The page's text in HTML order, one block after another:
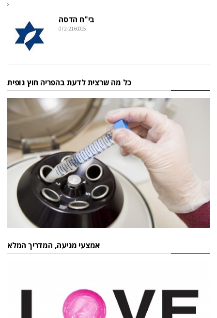
בי"ח הדסה
072-2160015
כל מה שרצית לדעת בהפריה חוץ גופית
אמצעי מניעה, המדריך המלא